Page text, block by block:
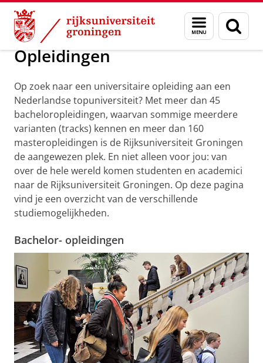
Skip
Content
Skip
Navigation
Menu
en
zoeken
Onderwijs Opleidingen
Opleidingen
Op zoek naar een universitaire opleiding aan een
Nederlandse topuniversiteit? Met meer dan 45
bacheloropleidingen, waarvan sommige meerdere
varianten (tracks) kennen en meer dan 160
masteropleidingen is de Rijksuniversiteit Groningen
de aangewezen plek. En niet alleen voor jou: van
over de hele wereld komen studenten en academici
naar de Rijksuniversiteit Groningen. Op deze pagina
vind je een overzicht van de verschillende
studiemogelijkheden.
Bachelor- opleidingen